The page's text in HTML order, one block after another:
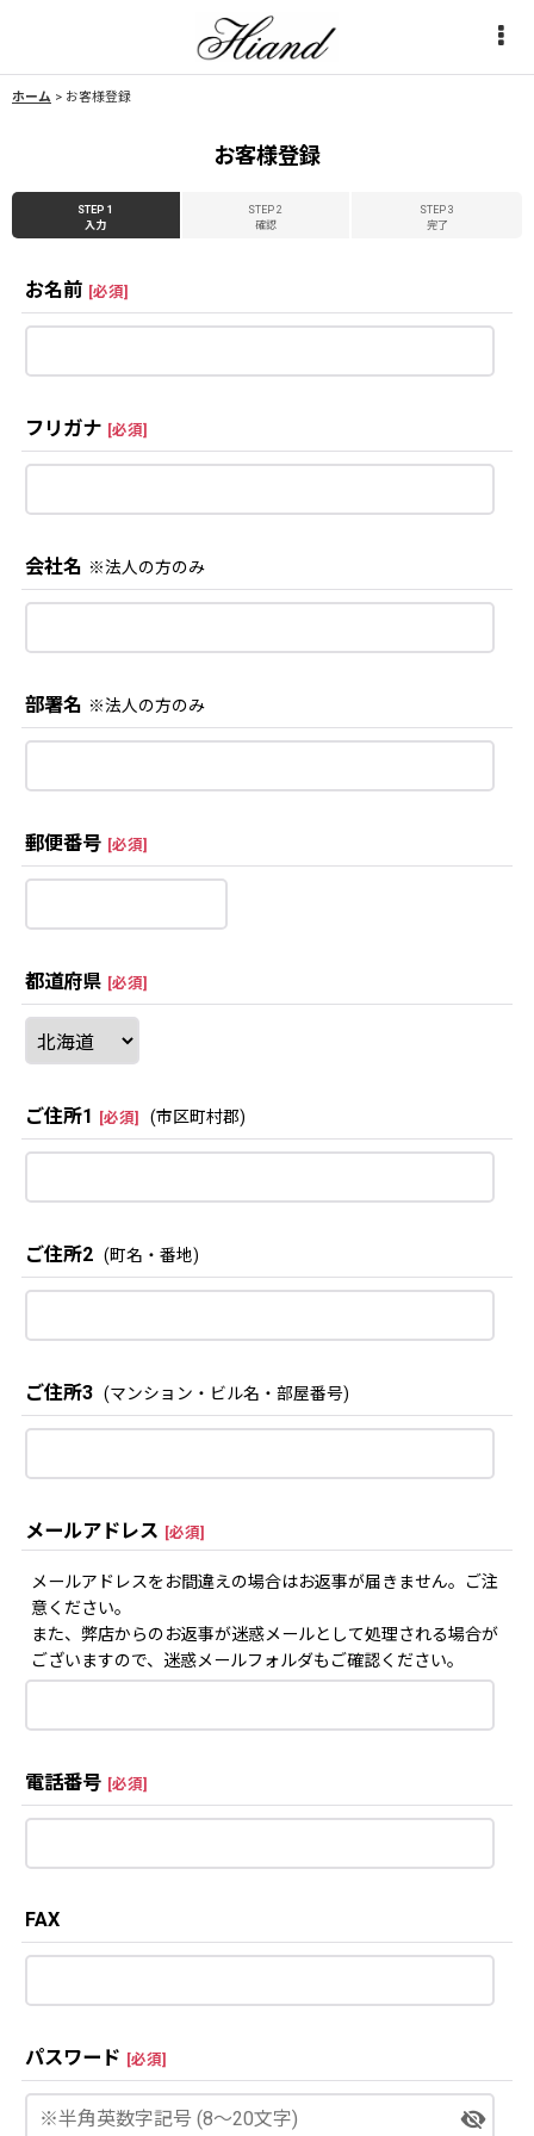
ホーム > お客様登録
お客様登録
STEP 1
入力
STEP 2
確認
STEP 3
完了
お名前 [必須]
フリガナ [必須]
会社名 ※法人の方のみ
部署名 ※法人の方のみ
郵便番号 [必須]
都道府県 [必須]
ご住所1 [必須] (市区町村郡)
ご住所2 (町名・番地)
ご住所3 (マンション・ビル名・部屋番号)
メールアドレス [必須]
メールアドレスをお間違えの場合はお返事が届きません。ご注
意ください。
また、弊店からのお返事が迷惑メールとして処理される場合が
ございますので、迷惑メールフォルダもご確認ください。
電話番号 [必須]
FAX
パスワード [必須]